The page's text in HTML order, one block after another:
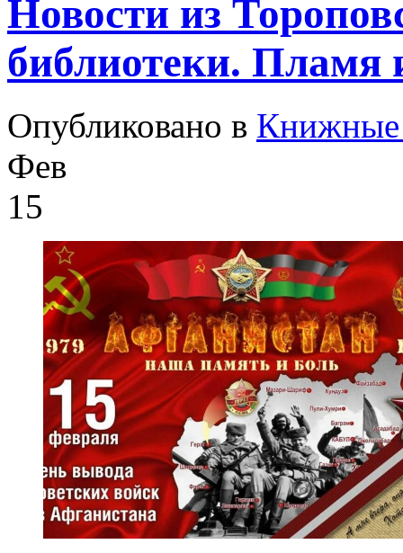
Новости из
библиотеки. Пламя
Опубликовано в Книжные
Фев
15